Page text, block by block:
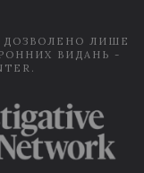
ДОЗВОЛЕНО ЛИШЕ
ВИДАНЬ -